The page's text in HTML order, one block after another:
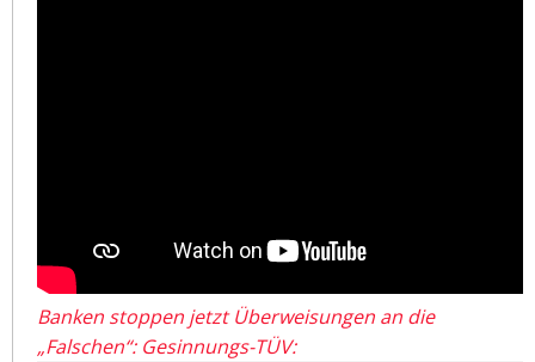
Banken stoppen jetzt Überweisungen an die
„Falschen“: Gesinnungs-TÜV: